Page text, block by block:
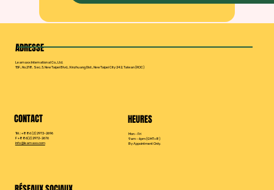
ADRESSE
Leamaxx International Co., Ltd.
15F., No.218, Sec. 3, New Taipei Blvd., Xinzhuang Dist., New Taipei City 242, Taïwan (ROC)
Tél. : +886 (2) 2972-2696
F +886(2) 2972-2676
info@leamaxx.com
CONTACT
Mon - Fri
9am - 6pm (GMT+8)
By Appointment Only.
HEURES